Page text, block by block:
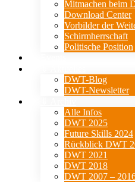
Mitmachen beim
Download Center
Vorbilder der
Schirmherrschaft
Politische Position
DWT-Blog
DWT-Newsletter
Alle Infos
DWT 2025
Future Skills 2024
Rückblick DWT
DWT 2021
DWT 2018
DWT 2007 –